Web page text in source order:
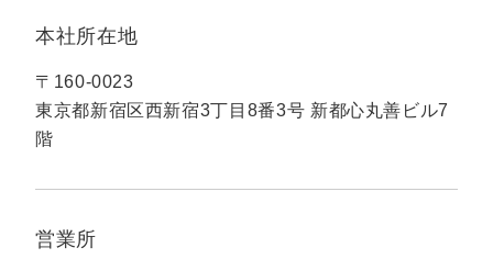
営業
インターン
正社員
カスタマーサクセスマネージャー
本社所在地
〒160-0023
東京都新宿区西新宿3丁目8番3号 新都心丸善ビル7
階
営業所